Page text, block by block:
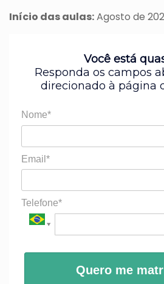
Início das aulas:Agosto de
Você está
Responda os campos
direcionado à página
Nome*
Email*
Telefone*
Quero me